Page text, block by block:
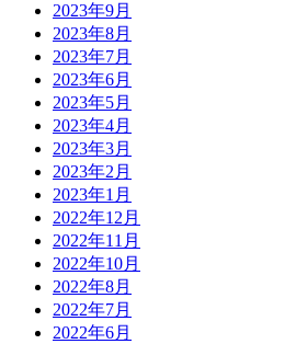
2023年9月
2023年8月
2023年7月
2023年6月
2023年5月
2023年4月
2023年3月
2023年2月
2023年1月
2022年12月
2022年11月
2022年10月
2022年8月
2022年7月
2022年6月